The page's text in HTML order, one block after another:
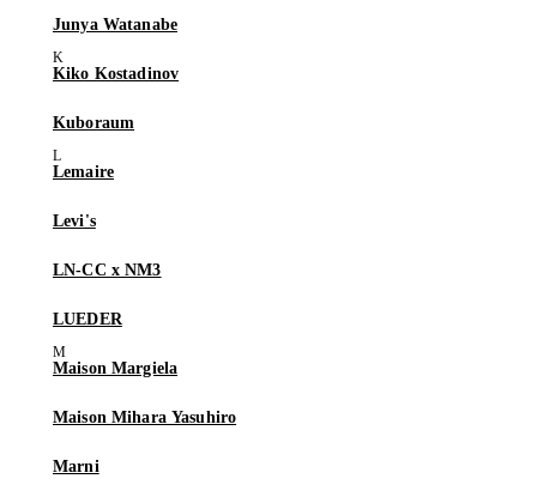
Junya Watanabe
Kiko Kostadinov
Kuboraum
Lemaire
Levi's
LN-CC x NM3
LUEDER
Maison Margiela
Maison Mihara Yasuhiro
Marni